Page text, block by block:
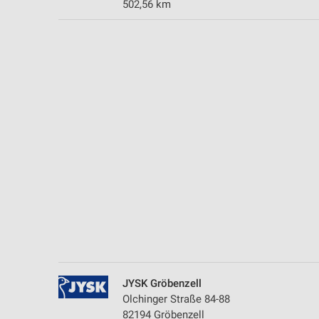
502,56 km
JYSK Gröbenzell
Olchinger Straße 84-88
82194 Gröbenzell
Messung der Performance von Inhalten
Funktional